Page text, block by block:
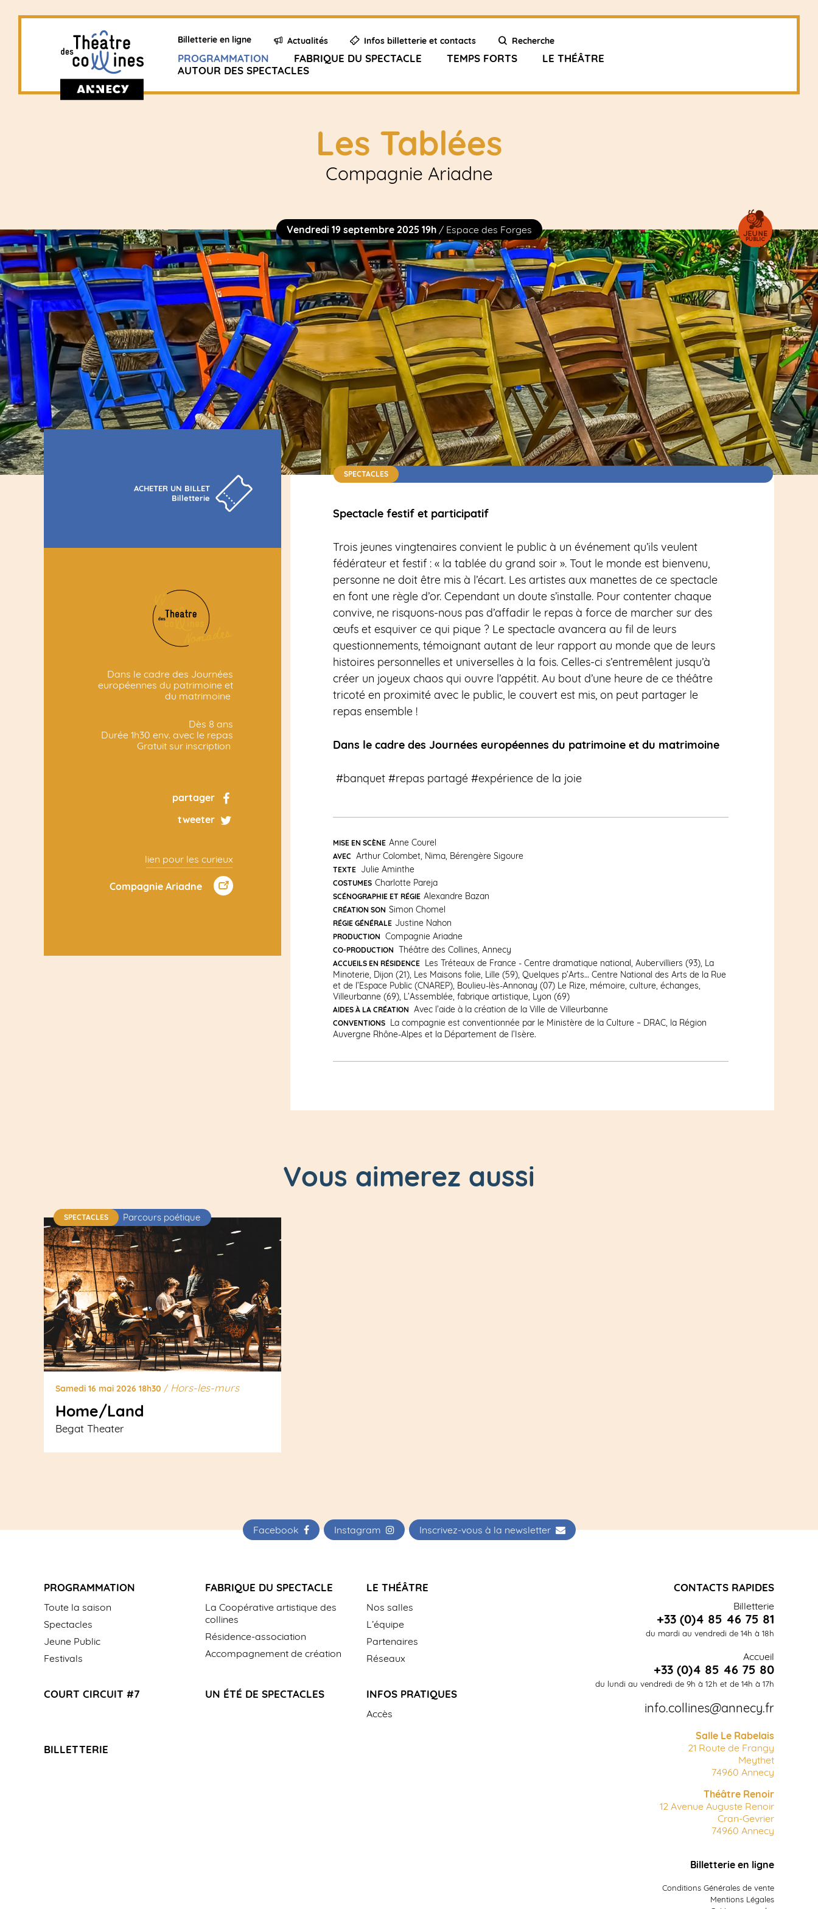
Billetterie en ligne Actualités Infos billetterie et contacts Recherche
PROGRAMMATION FABRIQUE DU SPECTACLE TEMPS FORTS
LE THÉÂTRE
AUTOUR DES SPECTACLES
Les Tablées
Compagnie Ariadne
Vendredi 19 septembre 2025 19h/ Espace des Forges
SPECTACLES
Spectacle festif et participatif
Trois jeunes vingtenaires convient le public à un événement qu’ils veulent
fédérateur etfestif : « la tablée du grand soir ». Tout le monde est bienvenu,
personne ne doit être mis à l’écart. Lesartistesaux manettes de ce spectacle
en font une règle d’or. Cependant un doute s’installe. Pour contenter chaque
convive, ne risquons-nous pas d’affadir le repas à force de marcher sur des
œufs et esquiver ce qui pique ? Le spectacle avancera au fil de leurs
questionnements, témoignant autant de leur rapport au monde que de leurs
histoires personnelles et universelles à la fois. Celles-ci s’entremêlent jusqu’à
créer un joyeux chaos qui ouvre l’appétit. Au bout d’une heure de ce théâtre
tricoté en proximité avec le public, le couvert est mis, on peut partager le
repasensemble !
Dans le cadre des Journées européennes du patrimoine et du matrimoine
#banquet #repas partagé #expérience de la joie
MISE EN SCÈNE Anne Courel
AVEC Arthur Colombet, Nima, Bérengère Sigoure
TEXTE Julie Aminthe
COSTUMES Charlotte Pareja
SCÉNOGRAPHIE ET RÉGIE Alexandre Bazan
CRÉATION SON Simon Chomel
RÉGIE GÉNÉRALE Justine Nahon
PRODUCTION Compagnie Ariadne
CO-PRODUCTION Théâtre des Collines, Annecy
ACCUEILS EN RÉSIDENCE Les Tréteaux de France - Centre dramatique national, Aubervilliers (93), La
Minoterie, Dijon (21), Les Maisons folie, Lille (59), Quelques p’Arts… Centre National des Arts de la Rue
et de l’Espace Public (CNAREP), Boulieu-lès-Annonay (07) Le Rize, mémoire, culture, échanges,
Villeurbanne (69), L’Assemblée, fabrique artistique, Lyon (69)
AIDES À LA CRÉATION Avec l’aide à la création de la Ville de Villeurbanne
CONVENTIONS La compagnie est conventionnée par le Ministère de la Culture – DRAC, la Région
Auvergne Rhône-Alpes et la Département de l’Isère.
ACHETER UN BILLET
Billetterie
Dans le cadre des Journées
européennes du patrimoine et
du matrimoine
Dès 8 ans
Durée 1h30 env. avec le repas
Gratuit sur inscription
partager
tweeter
lien pour les curieux
Compagnie Ariadne
Vous aimerez aussi
Samedi 16 mai 2026 18h30 / Hors-les-murs
Home/Land
Begat Theater
SPECTACLES Parcours poétique
Facebook Instagram Inscrivez-vous à la newsletter
PROGRAMMATION
Toute la saison
Spectacles
Jeune Public
Festivals
FABRIQUE DU SPECTACLE
La Coopérative artistique des
collines
Résidence-association
Accompagnement de création
LE THÉÂTRE
Nos salles
L’équipe
Partenaires
Réseaux
COURT CIRCUIT #7 UN ÉTÉ DE SPECTACLES INFOS PRATIQUES
Accès
BILLETTERIE
CONTACTS RAPIDES
Billetterie
+33 (0)4 85 46 75 81
du mardi au vendredi de 14h à 18h
Accueil
+33 (0)4 85 46 75 80
du lundi au vendredi de 9h à 12h et de 14h à 17h
info.collines@annecy.fr
Salle Le Rabelais
21 Route de Frangy
Meythet
74960 Annecy
Théâtre Renoir
12 Avenue Auguste Renoir
Cran-Gevrier
74960 Annecy
Billetterie en ligne
Conditions Générales de vente
Mentions Légales